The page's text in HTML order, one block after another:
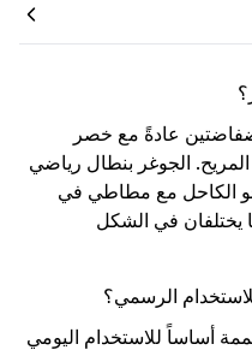
عادةً مع خصر
الجوغر بنطال رياضي
الكاحل مع مطاطي في
يختلفان في الشكل
الرسمي؟
أساساً للاستخدام اليومي